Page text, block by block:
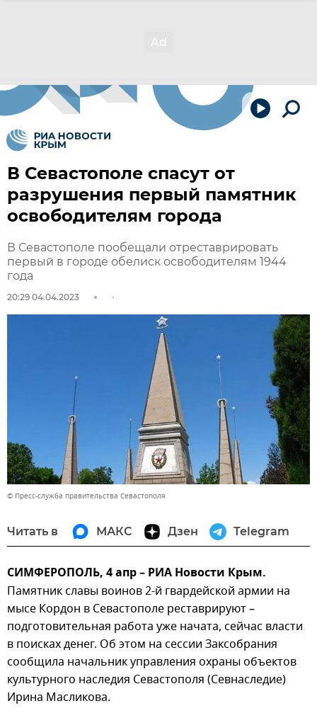
В Севастополе спасут от
разрушения первый памятник
освободителям города
В Севастополе пообещали отреставрировать
первый в городе обелиск освободителям 1944
года
20:29 04.04.2023
© Пресс-служба правительства Севастополя
Читать в МАКС Дзен Telegram
СИМФЕРОПОЛЬ, 4 апр – РИА Новости Крым.
Памятник славы воинов 2-й гвардейской армии на
мысе Кордон в Севастополе реставрируют –
подготовительная работа уже начата, сейчас власти
в поисках денег. Об этом на сессии Заксобрания
сообщила начальник управления охраны объектов
культурного наследия Севастополя (Севнаследие)
Ирина Масликова.